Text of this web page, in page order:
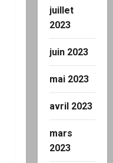
juillet
2023
juin 2023
mai 2023
avril 2023
mars
2023